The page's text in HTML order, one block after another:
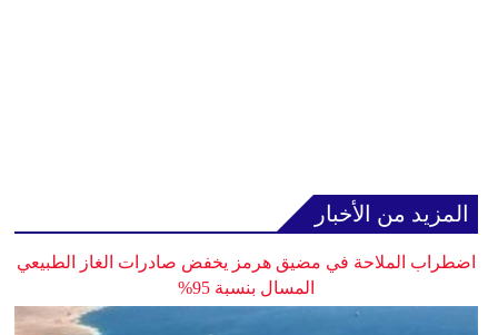
المزيد من الأخبار
اضطراب الملاحة في مضيق هرمز يخفض صادرات الغاز الطبيعي
المسال بنسبة 95%